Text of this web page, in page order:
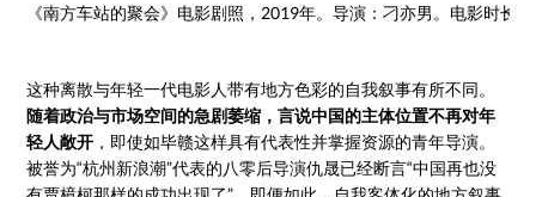
《南方车站的聚会》电影剧照，2019年。导演：刁亦男。电影时长
这种离散与年轻一代电影人带有地方色彩的自我叙事有所不同。
随着政治与市场空间的急剧萎缩，言说中国的主体位置不再对年
轻人敞开 ，即使如毕赣这样具有代表性并掌握资源的青年导演。
被誉为“杭州新浪潮”代表的八零后导演仇晟已经断言“中国再也没